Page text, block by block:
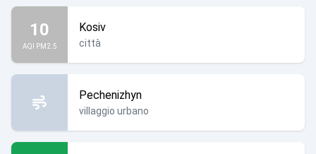
10
AQI PM2.5
Kosiv
città
Pechenizhyn
villaggio urbano